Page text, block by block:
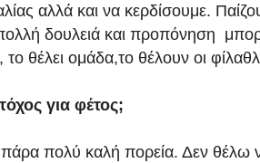
αλλά και να κερδίσουμε.
δουλειά και προπόνηση
το θέλει ομάδα,το θέλουν οι
για φέτος;
πάρα πολύ καλή πορεία. Δεν